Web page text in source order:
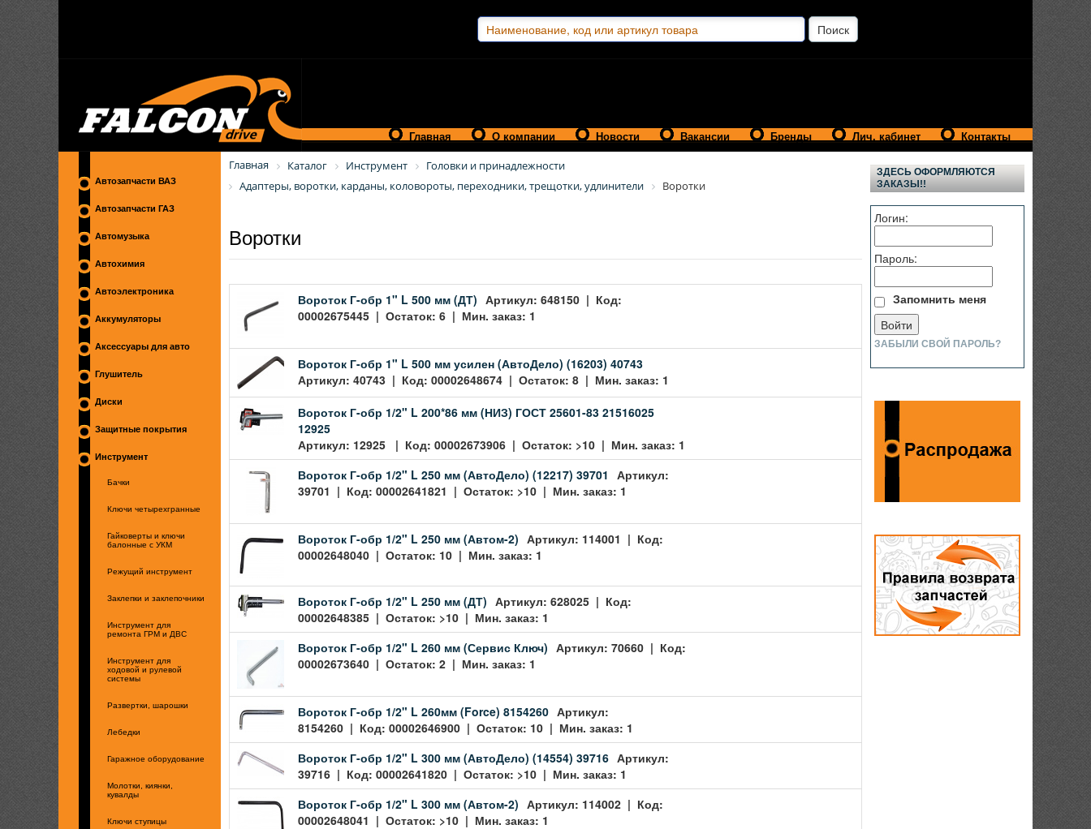
Главная О компании Новости Вакансии Бренды Лич. кабинет Контакты
Автозапчасти ВАЗ
Автозапчасти ГАЗ
Автомузыка
Автохимия
Автоэлектроника
Аккумуляторы
Аксессуары для авто
Глушитель
Диски
Защитные покрытия
Инструмент
Бачки
Ключи четырехгранные
Гайковерты и ключи
балонные с УКМ
Режущий инструмент
Заклепки и заклепочники
Инструмент для
ремонта ГРМ и ДВС
Инструмент для
ходовой и рулевой
системы
Развертки, шарошки
Лебедки
Гаражное оборудование
Молотки, киянки,
кувалды
Ключи ступицы
Главная Каталог Инструмент
Головки и принадлежности
Адаптеры, воротки, карданы, коловороты, переходники, трещотки, удлинители
Воротки
Воротки
Вороток Г-обр 1" L 500 мм (ДТ) Артикул: 648150 | Код:
00002675445 | Остаток: 6 | Мин. заказ: 1
Вороток Г-обр 1" L 500 мм усилен (АвтоДело) (16203) 40743
Артикул: 40743 | Код: 00002648674 | Остаток: 8 | Мин. заказ: 1
Вороток Г-обр 1/2" L 200*86 мм (НИЗ) ГОСТ 25601-83 21516025
12925
Артикул: 12925 | Код: 00002673906 | Остаток: >10 | Мин. заказ: 1
Вороток Г-обр 1/2" L 250 мм (АвтоДело) (12217) 39701 Артикул:
39701 | Код: 00002641821 | Остаток: >10 | Мин. заказ: 1
Вороток Г-обр 1/2" L 250 мм (Автом-2) Артикул: 114001 | Код:
00002648040 | Остаток: 10 | Мин. заказ: 1
Вороток Г-обр 1/2" L 250 мм (ДТ) Артикул: 628025 | Код:
00002648385 | Остаток: >10 | Мин. заказ: 1
Вороток Г-обр 1/2" L 260 мм (Сервис Ключ) Артикул: 70660 | Код:
00002673640 | Остаток: 2 | Мин. заказ: 1
Вороток Г-обр 1/2" L 260мм (Force) 8154260 Артикул:
8154260 | Код: 00002646900 | Остаток: 10 | Мин. заказ: 1
Вороток Г-обр 1/2" L 300 мм (АвтоДело) (14554) 39716 Артикул:
39716 | Код: 00002641820 | Остаток: >10 | Мин. заказ: 1
Вороток Г-обр 1/2" L 300 мм (Автом-2) Артикул: 114002 | Код:
00002648041 | Остаток: >10 | Мин. заказ: 1
ЗДЕСЬ ОФОРМЛЯЮТСЯ
ЗАКАЗЫ!!
Логин:
Пароль:
Запомнить меня
ЗАБЫЛИ СВОЙ ПАРОЛЬ?